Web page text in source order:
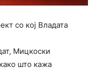
со кој Владата
Мицкоски
што кажа